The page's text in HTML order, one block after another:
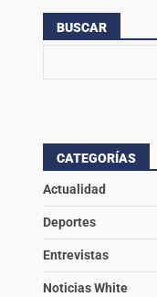
BUSCAR
CATEGORÍAS
Actualidad
Deportes
Entrevistas
Noticias White